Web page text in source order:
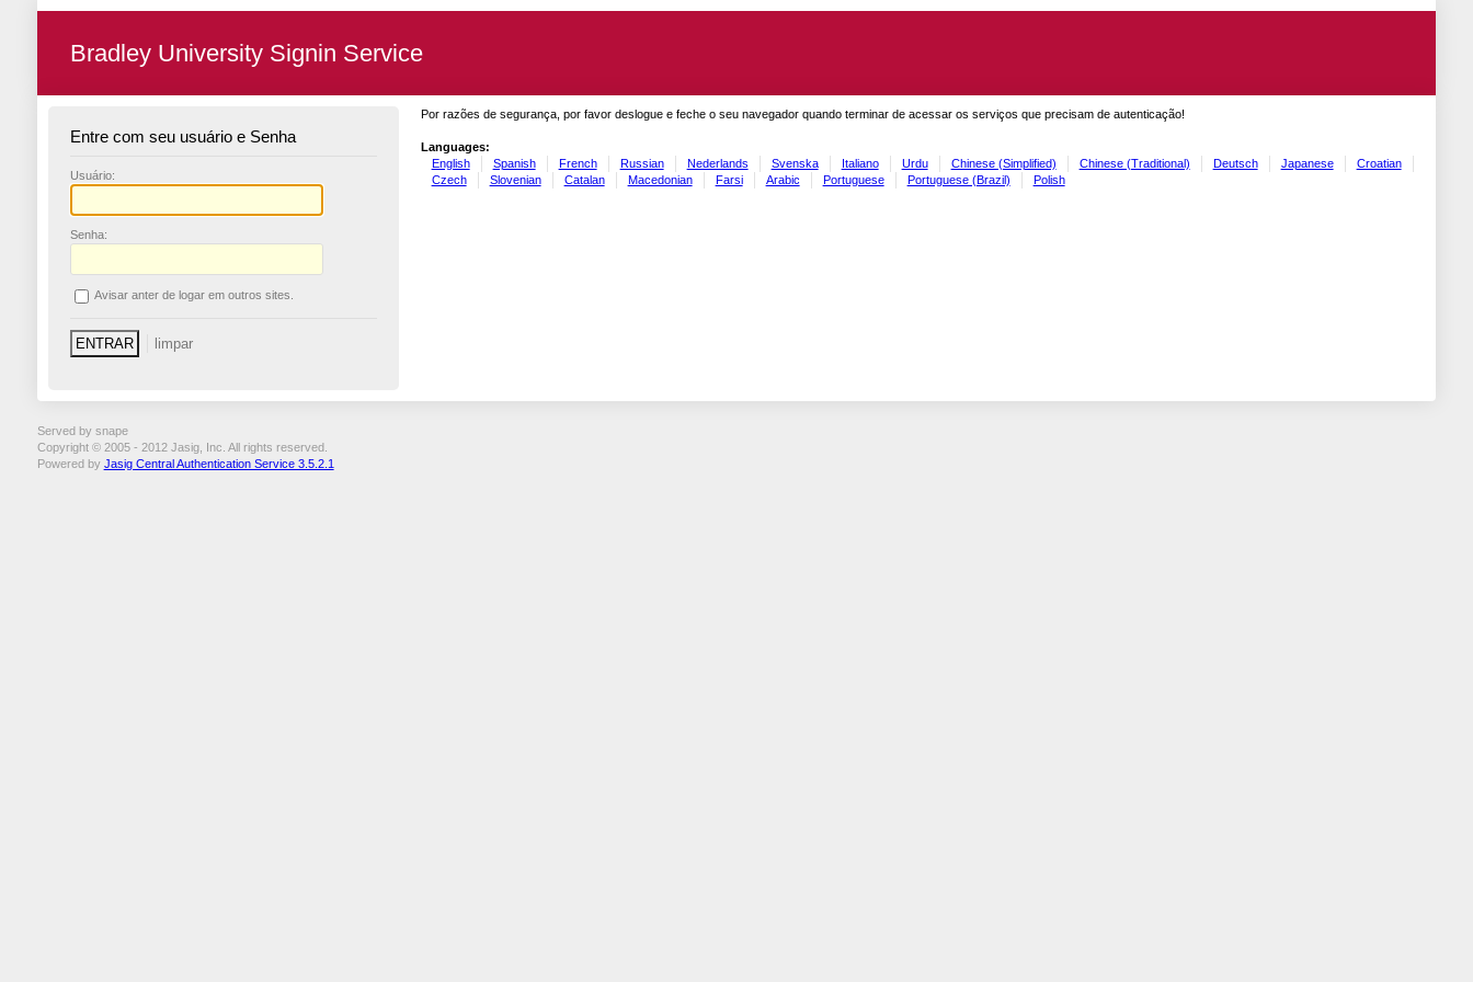
Bradley University Signin Service
Entre com seu usuário e Senha
Usuário:
Senha:
Avisar anter de logar em outros sites.
Por razões de segurança, por favor deslogue e feche o seu navegador quando terminar de acessar os serviços que precisam de autenticação!
Languages:
English
Spanish French Russian Nederlands Svenska Italiano Urdu Chinese (Simplified) Chinese (Traditional) Deutsch Japanese
Croatian
Czech
Slovenian Catalan Macedonian Farsi Arabic Portuguese Portuguese (Brazil) Polish
Served by snape
Copyright © 2005 - 2012 Jasig, Inc. All rights reserved.
Powered by Jasig Central Authentication Service 3.5.2.1